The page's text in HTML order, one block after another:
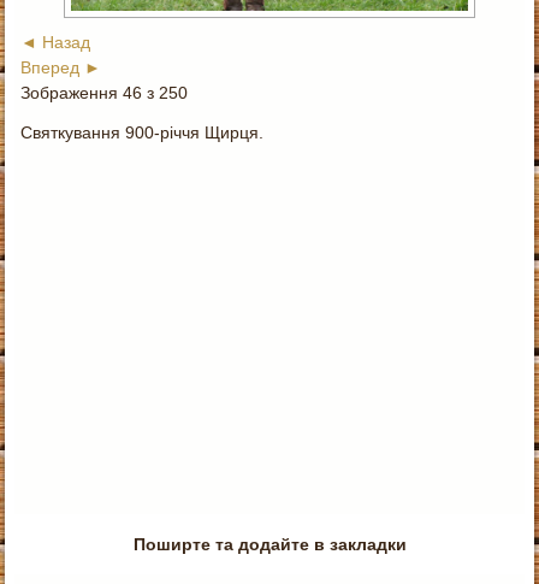
◄ Назад
Вперед ►
Зображення 46 з 250
Святкування 900-річчя Щирця.
Поширте та додайте в закладки